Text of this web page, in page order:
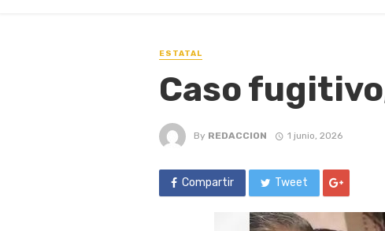
ESTATAL
Caso
By REDACCION 1 junio, 2026
Compartir Tweet